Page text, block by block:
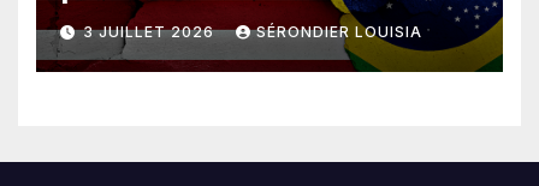
mande gouvènman
ameriken an ogmante taks
sou tout pwodui Brezil ap
3 JUILLET 2026 SÉRONDIER LOUISIA